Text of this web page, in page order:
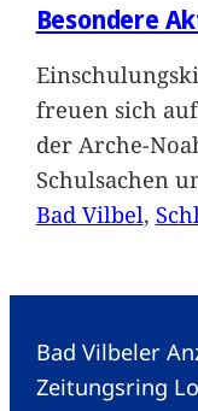
Besondere
freuen sich
der Arche-
Schulsachen
Bad Vilbel,
Bad Vilbeler
Zeitungsring